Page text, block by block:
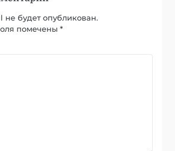
будет опубликован.
помечены*